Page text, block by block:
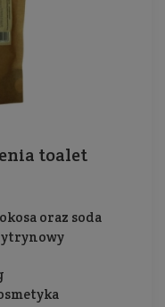
toalet
oraz soda